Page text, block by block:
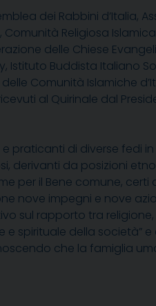
dei Rabbini d’Italia,
, Comunità Religiosa
delle Chiese
, Istituto Buddista Italiano
Comunità Islamiche
i al Quirinale dal
praticanti di diverse
derivanti da posizioni
per il Bene comune,
nove impegni e nove
sul rapporto tra
spirituale della società” e
che la famiglia